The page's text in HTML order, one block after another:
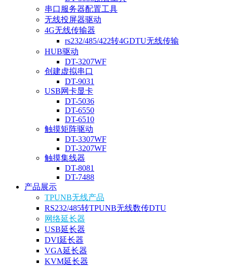
串口服务器配置工具
无线投屏器驱动
4G无线传输器
rs232/485/422转4GDTU无线传输
HUB驱动
DT-3207WF
创建虚拟串口
DT-9031
USB网卡显卡
DT-5036
DT-6550
DT-6510
触摸矩阵驱动
DT-3307WF
DT-3207WF
触摸集线器
DT-8081
DT-7488
产品展示
TPUNB无线产品
RS232/485转TPUNB无线数传DTU
网络延长器
USB延长器
DVI延长器
VGA延长器
KVM延长器